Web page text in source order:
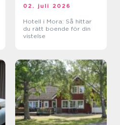
02. juli 2026
Hotell i Mora: Så hittar
du rätt boende för din
vistelse